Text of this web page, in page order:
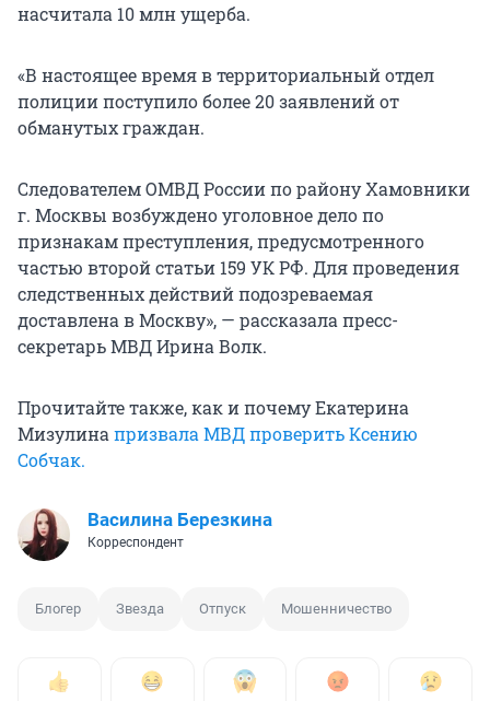
насчитала 10 млн ущерба.
«В настоящее время в территориальный отдел
полиции поступило более 20 заявлений от
обманутых граждан.
Следователем ОМВД России по району Хамовники
г. Москвы возбуждено уголовное дело по
признакам преступления, предусмотренного
частью второй статьи 159 УК РФ. Для проведения
следственных действий подозреваемая
доставлена в Москву», — рассказала пресс-
секретарь МВД Ирина Волк.
Прочитайте также, как и почему Екатерина
Мизулина призвала МВД проверить Ксению
Собчак.
Василина Березкина
Корреспондент
Блогер Звезда Отпуск Мошенничество